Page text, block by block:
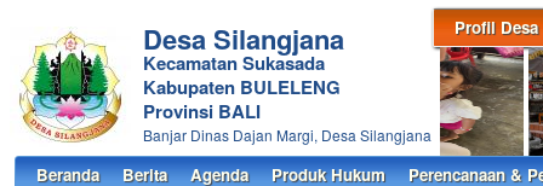
Profil Desa
Desa Silangjana
Kecamatan Sukasada
Kabupaten BULELENG
Provinsi BALI
Banjar Dinas Dajan Margi, Desa Silangjana
Beranda Berita Agenda Produk Hukum Perencanaan &